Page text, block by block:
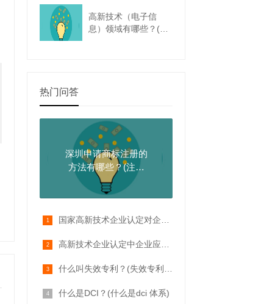
高新技术（电子信
息）领域有哪些？(高
热门问答
深圳申请商标注册的
方法有哪些？(注册
商标需要什么步骤)
国家高新技术企业认定对企业从业人员有哪些要求？(高新技术企业认定条件有哪些)
高新技术企业认定中企业应属的领域及细分行业
什么叫失效专利？(失效专利和无效专利的区别)
什么是DCI？(什么是dci 体系)